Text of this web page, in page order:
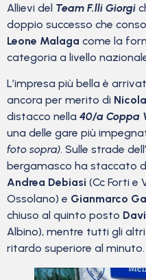
Allievi del Team F.lli Giorgi
doppio successo che
Leone Malaga come la
categoria a livello
L’impresa più bella è
ancora per merito di
distacco nella 40/a Coppa
una delle gare più
foto sopra). Sulle strade
bergamasco ha staccato
Andrea Debiasi (Cc Forti e
Ossolano) e Gianmarco
chiuso al quinto posto
Albino), mentre tutti gli
ritardo superiore al minuto.